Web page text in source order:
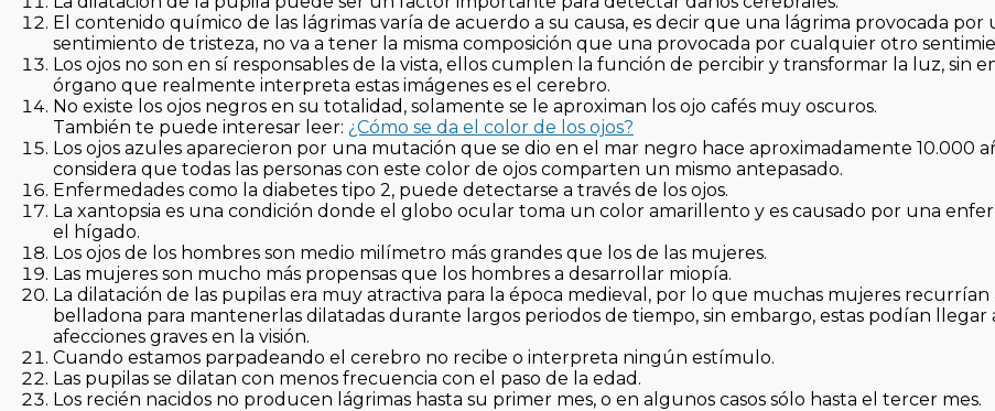
El contenido químico de las lágrimas varía de acuerdo a su causa, es decir que una lágrima provocada por
sentimiento de tristeza, no va a tener la misma composición que una provocada por cualquier otro
Los ojos no son en sí responsables de la vista, ellos cumplen la función de percibir y transformar la luz, sin
órgano que realmente interpreta estas imágenes es el cerebro.
No existe los ojos negros en su totalidad, solamente se le aproximan los ojo cafés muy oscuros.
También te puede interesar leer: ¿Cómo se da el color de los ojos?
Los ojos azules aparecieron por una mutación que se dio en el mar negro hace aproximadamente 10.000
considera que todas las personas con este color de ojos comparten un mismo antepasado.
Enfermedades como la diabetes tipo 2, puede detectarse a través de los ojos.
La xantopsia es una condición donde el globo ocular toma un color amarillento y es causado por una
el hígado.
Los ojos de los hombres son medio milímetro más grandes que los de las mujeres.
Las mujeres son mucho más propensas que los hombres a desarrollar miopía.
La dilatación de las pupilas era muy atractiva para la época medieval, por lo que muchas mujeres recurrían
belladona para mantenerlas dilatadas durante largos periodos de tiempo, sin embargo, estas podían llegar
afecciones graves en la visión.
Cuando estamos parpadeando el cerebro no recibe o interpreta ningún estímulo.
Las pupilas se dilatan con menos frecuencia con el paso de la edad.
Los recién nacidos no producen lágrimas hasta su primer mes, o en algunos casos sólo hasta el tercer mes.